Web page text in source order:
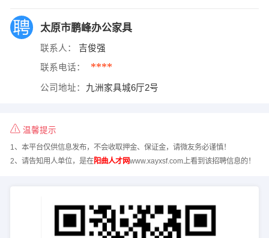
太原市鹏峰办公家具
联系人： 吉俊强
联系电话： ****
公司地址： 九洲家具城6厅2号
温馨提示
1、本平台仅供信息发布，不会收取押金、保证金，请微友务必谨慎！
2、请告知用人单位，是在阳曲人才网www.xayxsf.com上看到该招聘信息的！